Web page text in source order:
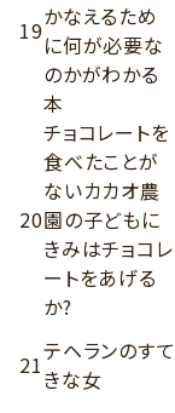
19かなえるため
に何が必要な
のかがわかる
本
20
チョコレートを
食べたことが
ないカカオ農
園の子どもに
きみはチョコレ
ートをあげる
か?
21テヘランのすて
きな女